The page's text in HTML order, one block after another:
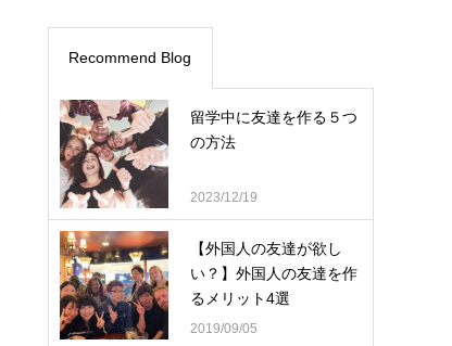
Recommend Blog
留学中に友達を作る５つ
の方法
2023/12/19
【外国人の友達が欲し
い？】外国人の友達を作
るメリット4選
2019/09/05